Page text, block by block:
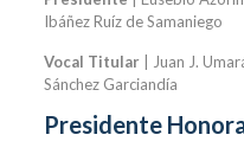
Ibáñez Ruíz de Samaniego
Vocal Titular | Juan J.
Sánchez Garciandía
Presidente